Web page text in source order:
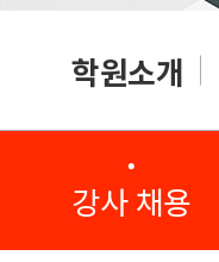
학원소개
·
강사 채용